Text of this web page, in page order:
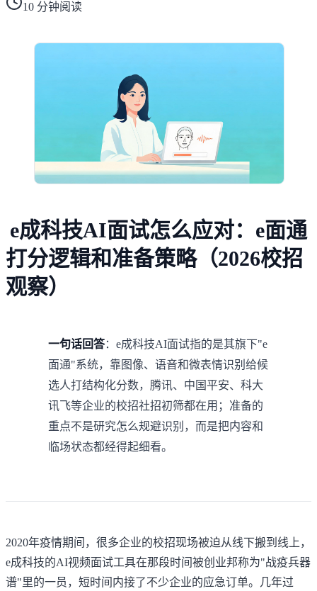
10 分钟阅读
e成科技AI面试怎么应对：e面通
打分逻辑和准备策略（2026校招
观察）
一句话回答：e成科技AI面试指的是其旗下"e
面通"系统，靠图像、语音和微表情识别给候
选人打结构化分数，腾讯、中国平安、科大
讯飞等企业的校招社招初筛都在用；准备的
重点不是研究怎么规避识别，而是把内容和
临场状态都经得起细看。
2020年疫情期间，很多企业的校招现场被迫从线下搬到线上，
e成科技的AI视频面试工具在那段时间被创业邦称为"战疫兵器
谱"里的一员 ，短时间内接了不少企业的应急订单。几年过